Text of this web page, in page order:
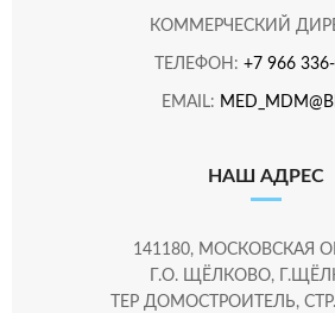
КОММЕРЧЕСКИЙ
ТЕЛЕФОН: +7 966
EMAIL:
НАШ АДРЕС
141180, МОСКОВСКАЯ
Г.О. ЩЁЛКОВО,
ТЕР ДОМОСТРОИТЕЛЬ,